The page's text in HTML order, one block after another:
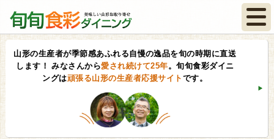
山形の生産者が季節感あふれる自慢の逸品を旬の時期に直送
します！ みなさんから愛され続けて25年。旬旬食彩ダイニ
ングは頑張る山形の生産者応援サイト です。